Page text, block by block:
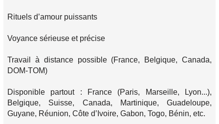
Rituels d’amour puissants
Voyance sérieuse et précise
Travail à distance possible (France, Belgique, Canada,
DOM-TOM)
Disponible partout : France (Paris, Marseille, Lyon...),
Belgique, Suisse, Canada, Martinique, Guadeloupe,
Guyane, Réunion, Côte d’Ivoire, Gabon, Togo, Bénin, etc.